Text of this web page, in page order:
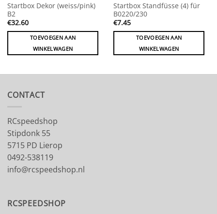
Startbox Dekor (weiss/pink)
B2
€32.60
TOEVOEGEN AAN
WINKELWAGEN
Startbox Standfüsse (4) für
B0220/230
€7.45
TOEVOEGEN AAN
WINKELWAGEN
CONTACT
RCspeedshop
Stipdonk 55
5715 PD Lierop
0492-538119
info@rcspeedshop.nl
RCSPEEDSHOP